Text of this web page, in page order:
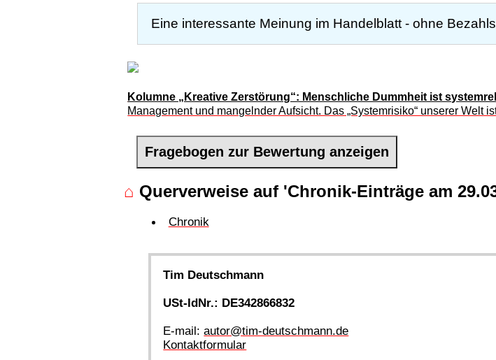
Eine interessante Meinung im Handelblatt - ohne
Kolumne „Kreative Zerstörung“: Menschliche Dummheit ist
Management und mangelnder Aufsicht. Das „Systemrisiko“ unserer Welt
Fragebogen zur Bewertung anzeigen
⌂ Querverweise auf 'Chronik-Einträge am
Chronik
Tim Deutschmann
USt-IdNr.: DE342866832
E-mail:autor@tim-deutschmann.de
Kontaktformular